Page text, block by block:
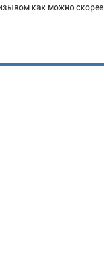
как можно скорее